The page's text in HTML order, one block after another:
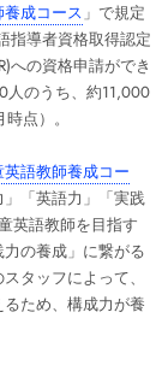
成コース」で規定
指導者資格取得認定
への資格申請ができ
人のうち、約11,000
点）。
語教師養成コー
「英語力」「実践
英語教師を目指す
の養成」に繋がる
タッフによって、
ため、構成力が養